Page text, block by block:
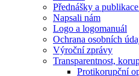
Přednášky a
Napsali nám
Logo a logomanuál
Ochrana osobních
Výroční zprávy
Transparentnost,
Protikorupční